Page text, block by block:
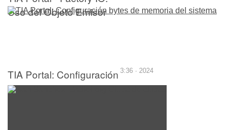
Uso del Objeto Emisor
TIA Portal: Configuración
bytes de memoria del
3:36 · 2024